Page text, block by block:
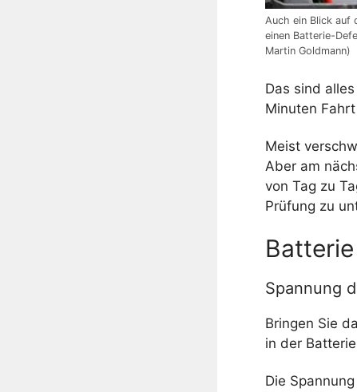
Auch ein Blick auf
einen Batterie-
Martin Goldmann)
Das sind
Minuten
Meist
Aber am
von Tag zu
Prüfung zu
Spannung
Bringen Sie
in der
Die